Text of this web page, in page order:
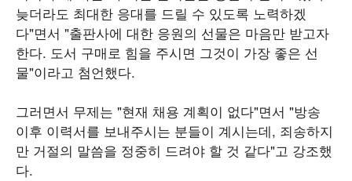
늦더라도 최대한 응대를 드릴 수 있도록 노력하겠
다"면서 "출판사에 대한 응원의 선물은 마음만 받고자
한다. 도서 구매로 힘을 주시면 그것이 가장 좋은 선
물"이라고 첨언했다.
그러면서 무제는 "현재 채용 계획이 없다"면서 "방송
이후 이력서를 보내주시는 분들이 계시는데, 죄송하지
만 거절의 말씀을 정중히 드려야 할 것 같다"고 강조했
다.